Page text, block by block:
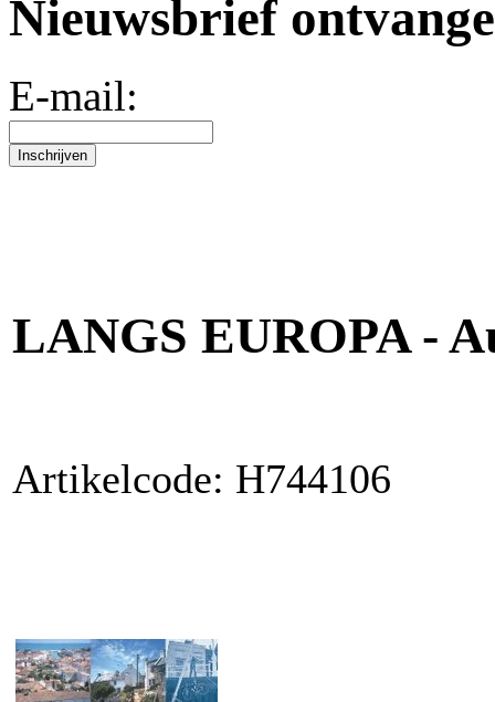
Nieuwsbrief
E-mail:
LANGS EUROPA -
Artikelcode: H744106